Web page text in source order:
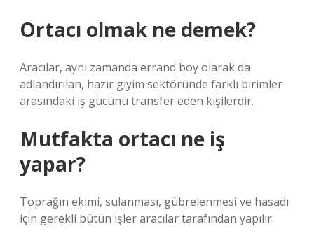
Ortacı olmak ne demek?
Aracılar, aynı zamanda errand boy olarak da
adlandırılan, hazır giyim sektöründe farklı birimler
arasındaki iş gücünü transfer eden kişilerdir.
Mutfakta ortacı ne iş
yapar?
Toprağın ekimi, sulanması, gübrelenmesi ve hasadı
için gerekli bütün işler aracılar tarafından yapılır.